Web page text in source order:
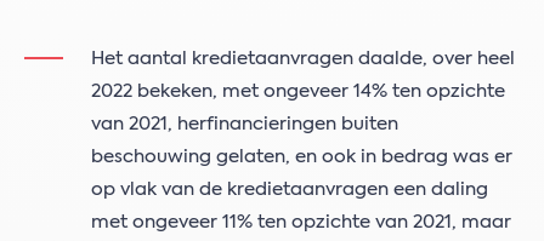
Het aantal kredietaanvragen daalde, over heel
2022 bekeken, met ongeveer 14% ten opzichte
van 2021, herfinancieringen buiten
beschouwing gelaten, en ook in bedrag was er
op vlak van de kredietaanvragen een daling
met ongeveer 11% ten opzichte van 2021, maar